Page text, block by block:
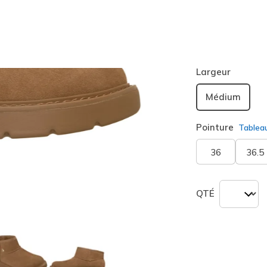
Largeur
Médium
Pointure
36 36.5
QTÉ